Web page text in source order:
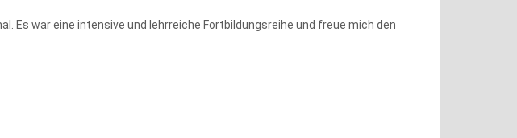
Es war eine intensive und lehrreiche Fortbildungsreihe und freue mich den